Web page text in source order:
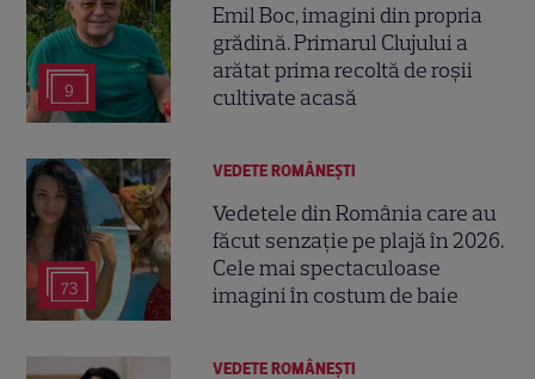
9
Emil Boc, imagini din propria
grădină. Primarul Clujului a
arătat prima recoltă de roșii
cultivate acasă
73
VEDETE ROMÂNEŞTI
Vedetele din România care au
făcut senzație pe plajă în 2026.
Cele mai spectaculoase
imagini în costum de baie
VEDETE ROMÂNEŞTI